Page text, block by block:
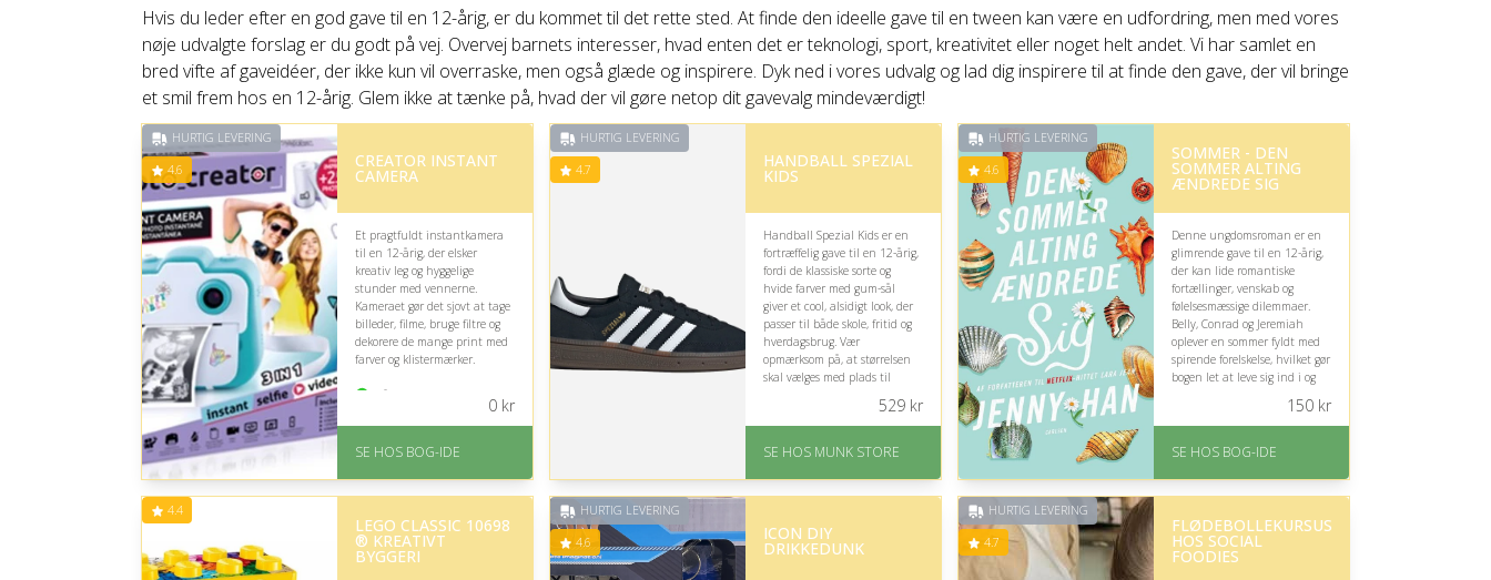
Hvis du leder efter en god gave til en 12-årig, er du kommet til det rette sted. At finde den ideelle gave til en tween kan være en udfordring, men med vores
nøje udvalgte forslag er du godt på vej. Overvej barnets interesser, hvad enten det er teknologi, sport, kreativitet eller noget helt andet. Vi har samlet en
bred vifte af gaveidéer, der ikke kun vil overraske, men også glæde og inspirere. Dyk ned i vores udvalg og lad dig inspirere til at finde den gave, der vil bringe
et smil frem hos en 12-årig. Glem ikke at tænke på, hvad der vil gøre netop dit gavevalg mindeværdigt!
HURTIG LEVERING
4.6 CREATOR INSTANT
CAMERA
Et pragtfuldt instantkamera
til en 12-årig, der elsker
kreativ leg og hyggelige
stunder med vennerne.
Kameraet gør det sjovt at tage
billeder, filme, bruge filtre og
dekorere de mange print med
farver og klistermærker.
På lager
Levering: 1-3 hverdage -
Gratis fragt
0kr
SE HOS BOG-IDE
HURTIG LEVERING
4.7 HANDBALL SPEZIAL
KIDS
Handball Spezial Kids er en
fortræffelig gave til en 12-årig,
fordi de klassiske sorte og
hvide farver med gum-sål
giver et cool, alsidigt look, der
passer til både skole, fritid og
hverdagsbrug. Vær
opmærksom på, at størrelsen
skal vælges med plads til
På lager
Levering: 1-2 dages
529kr
SE HOS MUNK STORE
HURTIG LEVERING
4.6
SOMMER - DEN
SOMMER ALTING
ÆNDREDE SIG
Denne ungdomsroman er en
glimrende gave til en 12-årig,
der kan lide romantiske
fortællinger, venskab og
følelsesmæssige dilemmaer.
Belly, Conrad og Jeremiah
oplever en sommer fyldt med
spirende forelskelse, hvilket gør
bogen let at leve sig ind i og
På lager
Fremragende Trustpilot
rating på 4.6 ud af 5
150kr
SE HOS BOG-IDE
4.4
LEGO CLASSIC 10698
® KREATIVT
BYGGERI
HURTIG LEVERING
4.6 ICON DIY
DRIKKEDUNK
HURTIG LEVERING
4.7
FLØDEBOLLEKURSUS
HOS SOCIAL
FOODIES